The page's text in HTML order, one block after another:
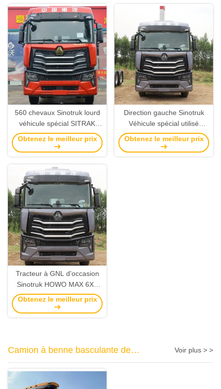
560 chevaux Sinotruk lourd
véhicule spécial SITRAK
LHG camions à moteur avec
système multimédia
Obtenez le meilleur prix
Direction gauche Sinotruk
Véhicule spécial utilisé
Sinotruk HOWO MAX 6X4
530hp Tracteur GNL
Obtenez le meilleur prix
Tracteur à GNL d'occasion
Sinotruk HOWO MAX 6X4
460 ch avec 2 changements
arrière
Obtenez le meilleur prix
Camion à benne basculante de
SHACMAN
Voir plus > >